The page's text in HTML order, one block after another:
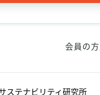
会員の方
ステナビリティ研究所